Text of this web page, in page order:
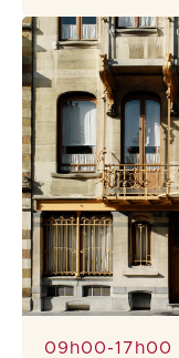
09h00-17h00